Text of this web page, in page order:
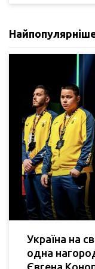
Україна на
одна
Євгена